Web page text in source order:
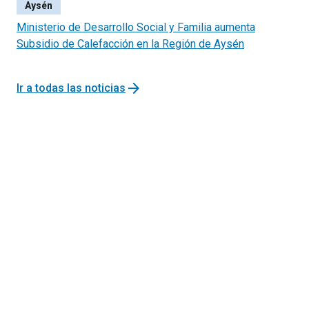
Aysén
Ministerio de Desarrollo Social y Familia aumenta
Subsidio de Calefacción en la Región de Aysén
Ir a todas las noticias arrow_forward